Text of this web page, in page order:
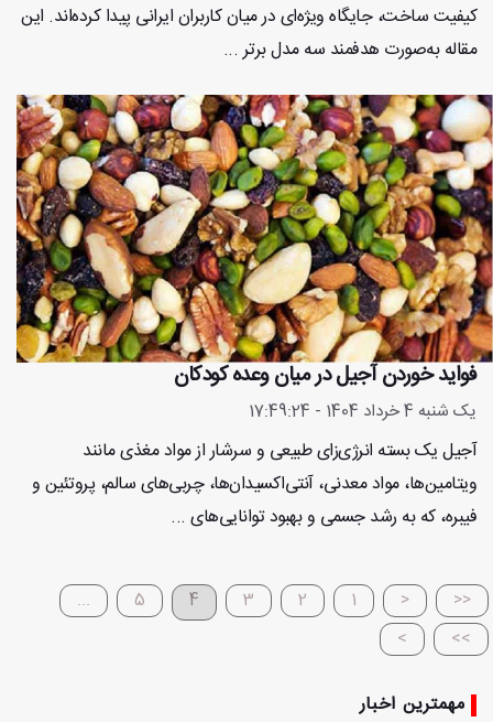
کیفیت ساخت، جایگاه ویژه‌ای در میان کاربران ایرانی پیدا کرده‌اند. این
مقاله به‌صورت هدفمند سه مدل برتر ...
فواید خوردن آجیل در میان‌ وعده کودکان
یک شنبه 4 خرداد 1404 - 17:49:24
آجیل یک بسته انرژی‌زای طبیعی و سرشار از مواد مغذی مانند
ویتامین‌ها، مواد معدنی، آنتی‌اکسیدان‌ها، چربی‌های سالم، پروتئین و
فیبره، که به رشد جسمی و بهبود توانایی‌های ...
<<
<
1
2
3
4
5
...
>
>>
مهمترین اخبار